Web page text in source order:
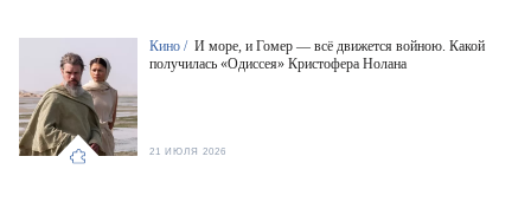
Кино / И море, и Гомер — всё движется войною. Какой
получилась «Одиссея» Кристофера Нолана
21 ИЮЛЯ 2026